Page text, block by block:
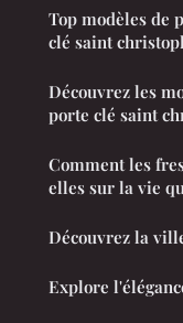
Top modèles de
clé saint
Découvrez les
porte clé saint
Comment les
elles sur la vie
Découvrez la
Explore